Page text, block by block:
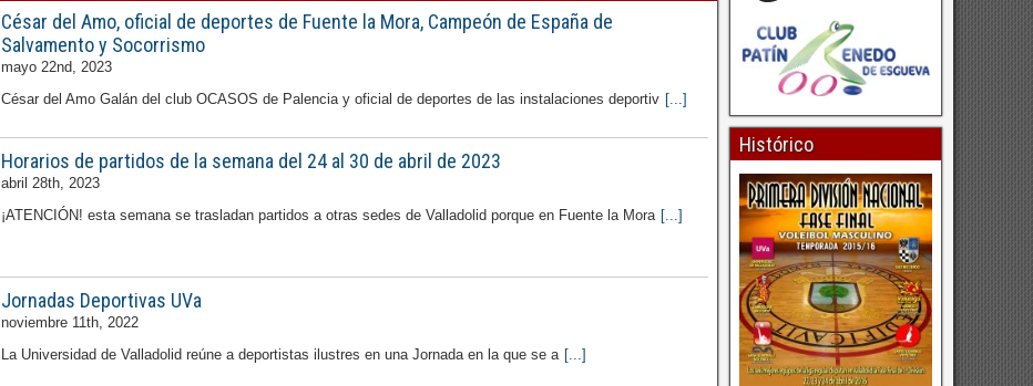
César del Amo, oficial de deportes de Fuente la Mora, Campeón de España de
Salvamento y Socorrismo
mayo 22nd, 2023
César del Amo Galán del club OCASOS de Palencia y oficial de deportes de las instalaciones deportiv [...]
Horarios de partidos de la semana del 24 al 30 de abril de 2023
abril 28th, 2023
¡ATENCIÓN! esta semana se trasladan partidos a otras sedes de Valladolid porque en Fuente la Mora [...]
Jornadas Deportivas UVa
noviembre 11th, 2022
La Universidad de Valladolid reúne a deportistas ilustres en una Jornada en la que se a [...]
Histórico